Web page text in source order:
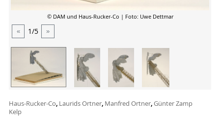
© DAM und Haus-Rucker-Co | Foto: Uwe Dettmar
« 1/5 »
Haus-Rucker-Co, Laurids Ortner, Manfred Ortner,Günter Zamp
Kelp